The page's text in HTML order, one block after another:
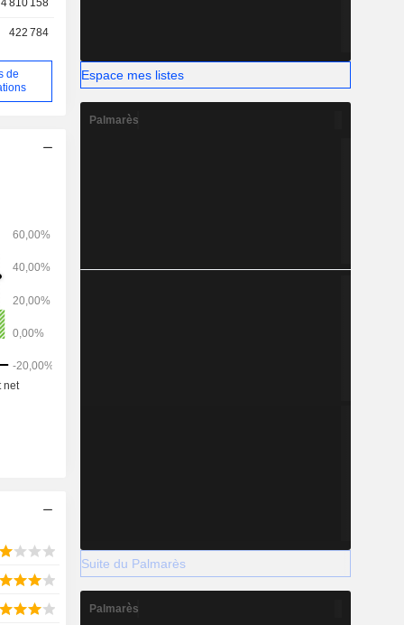
4 810 158
422 784
de
Espace mes listes
Palmarès
Suite du Palmarès
Palmarès